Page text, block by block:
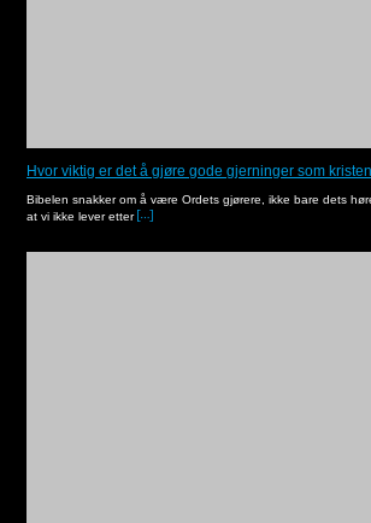
Hvor viktig er det å gjøre gode gjerninger som
Bibelen snakker om å være Ordets gjørere, ikke bare dets
at vi ikke lever etter